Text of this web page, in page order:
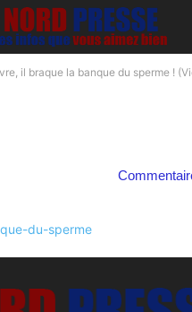
il braque la banque du sperme !